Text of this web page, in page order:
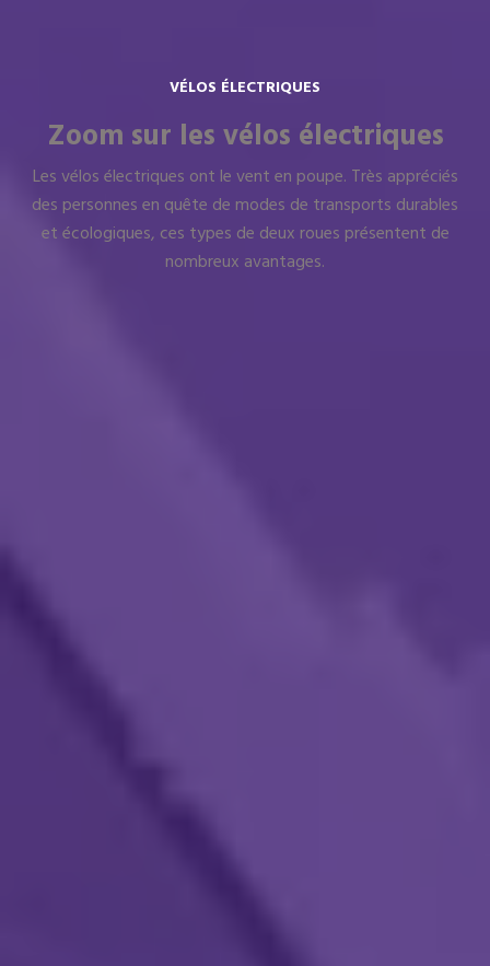
VÉLOS ÉLECTRIQUES
Zoom sur les vélos électriques
Les vélos électriques ont le vent en poupe. Très appréciés
des personnes en quête de modes de transports durables
et écologiques, ces types de deux roues présentent de
nombreux avantages.